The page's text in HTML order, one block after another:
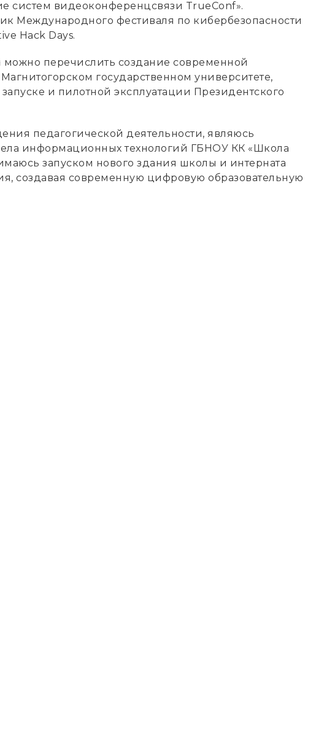
систем видеоконференцсвязи TrueConf».
Международного фестиваля по кибербезопасности
Hack Days.
перечислить создание современной
государственном университете,
и пилотной эксплуатации Президентского
педагогической деятельности, являюсь
информационных технологий ГБНОУ КК «Школа
запуском нового здания школы и интерната
создавая современную цифровую образовательную